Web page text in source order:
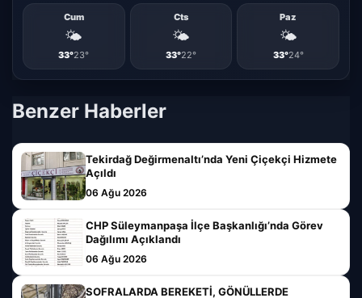
Cum
🌤️
33°23°
Cts
🌤️
33°22°
Paz
🌤️
33°24°
Benzer Haberler
Tekirdağ Değirmenaltı’nda Yeni Çiçekçi Hizmete
Açıldı
06 Ağu 2026
CHP Süleymanpaşa İlçe Başkanlığı’nda Görev
Dağılımı Açıklandı
06 Ağu 2026
SOFRALARDA BEREKETİ, GÖNÜLLERDE